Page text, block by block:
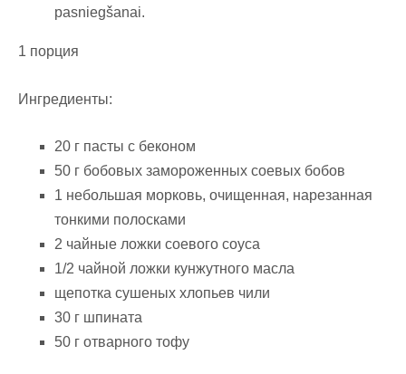
pasniegšanai.
1 порция
Ингредиенты:
20 г пасты с беконом
50 г бобовых замороженных соевых бобов
1 небольшая морковь, очищенная, нарезанная
тонкими полосками
2 чайные ложки соевого соуса
1/2 чайной ложки кунжутного масла
щепотка сушеных хлопьев чили
30 г шпината
50 г отварного тофу